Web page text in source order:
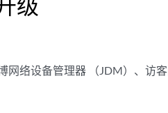
网络设备管理器 （JDM）、访